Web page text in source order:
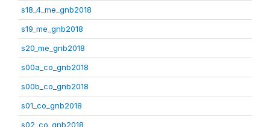
s18_4_me_gnb2018
s19_me_gnb2018
s20_me_gnb2018
s00a_co_gnb2018
s00b_co_gnb2018
s01_co_gnb2018
s02_co_gnb2018